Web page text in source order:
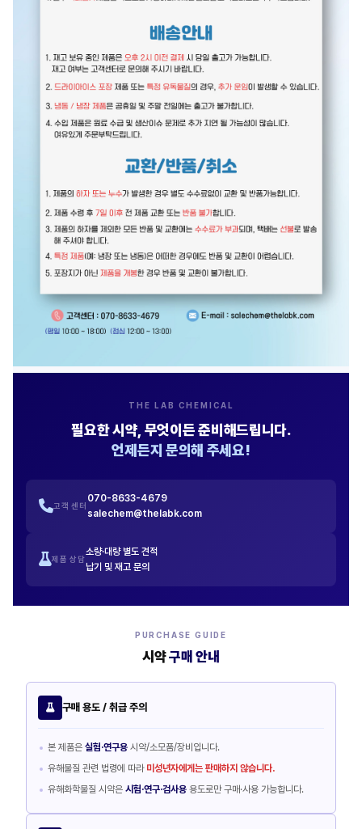
THE LAB CHEMICAL
필요한 시약, 무엇이든 준비해드립니다.
언제든지 문의해 주세요!
고객 센터
070-8633-4679
salechem@thelabk.com
제품 상담
소량·대량 별도 견적
납기 및 재고 문의
PURCHASE GUIDE
시약구매 안내
구매 용도 / 취급 주의
본 제품은 실험·연구용 시약/소모품/장비입니다.
유해물질 관련 법령에 따라 미성년자에게는 판매하지 않습니다.
유해화학물질 시약은 시험·연구·검사용 용도로만 구매·사용 가능합니다.